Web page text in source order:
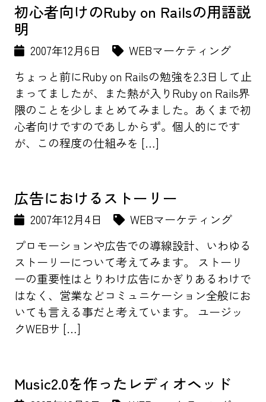
初心者向けのRuby on Railsの用語説
明
2007年12月6日
WEBマーケティング
ちょっと前にRuby on Railsの勉強を2.3日して止
まってましたが、また熱が入りRuby on Rails界
隈のことを少しまとめてみました。あくまで初
心者向けですのであしからず。個人的にです
が、この程度の仕組みを […]
広告におけるストーリー
2007年12月4日
WEBマーケティング
プロモーションや広告での導線設計、いわゆる
ストーリーについて考えてみます。 ストーリ
ーの重要性はとりわけ広告にかぎりあるわけで
はなく、営業などコミュニケーション全般にお
いても言える事だと考えています。 ユージッ
クWEBサ […]
Music2.0を作ったレディオヘッド